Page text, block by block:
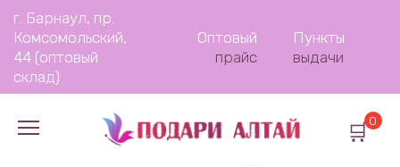
Перейти
содержанию
г. Барнаул, пр.
Комсомольский,
44 (оптовый
склад)
Оптовый
прайс
Пункты
выдачи
0